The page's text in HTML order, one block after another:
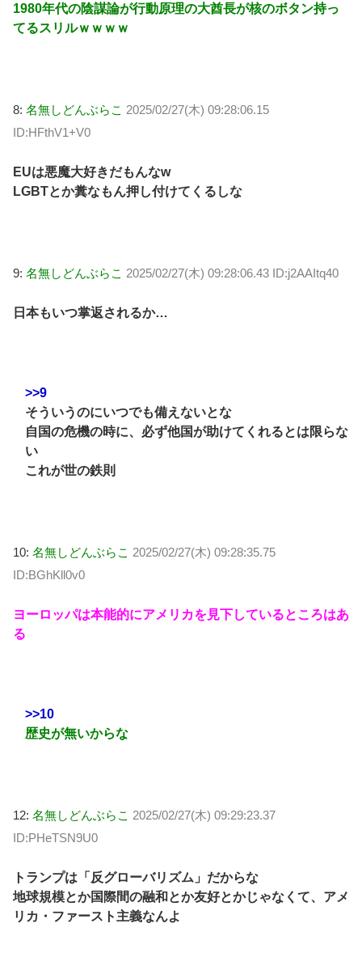
1980年代の陰謀論が行動原理の大酋長が核のボタン持っ
てるスリルｗｗｗｗ
8: 名無しどんぶらこ 2025/02/27(木) 09:28:06.15
ID:HFthV1+V0
EUは悪魔大好きだもんなw
LGBTとか糞なもん押し付けてくるしな
9: 名無しどんぶらこ 2025/02/27(木) 09:28:06.43 ID:j2AAItq40
日本もいつ掌返されるか…
>>9
そういうのにいつでも備えないとな
自国の危機の時に、必ず他国が助けてくれるとは限らな
い
これが世の鉄則
10: 名無しどんぶらこ 2025/02/27(木) 09:28:35.75
ID:BGhKll0v0
ヨーロッパは本能的にアメリカを見下しているところはあ
る
>>10
歴史が無いからな
12: 名無しどんぶらこ 2025/02/27(木) 09:29:23.37
ID:PHeTSN9U0
トランプは「反グローバリズム」だからな
地球規模とか国際間の融和とか友好とかじゃなくて、アメ
リカ・ファースト主義なんよ